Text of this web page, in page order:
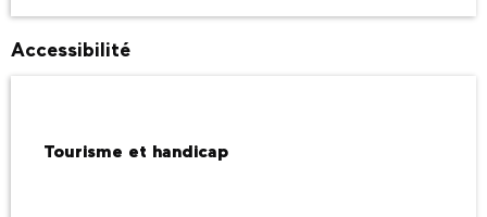
Accessibilité
Tourisme et handicap
Tourisme et handicap